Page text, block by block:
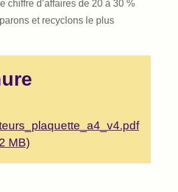
chiffre d’affaires de 20 à 30 %
et recyclons le plus
MB)